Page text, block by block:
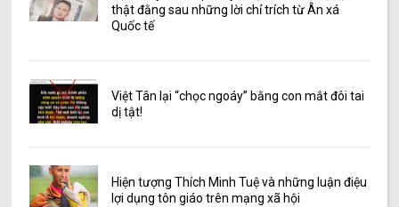
thật đằng sau những lời chỉ trích từ Ân xá
Quốc tế
Việt Tân lại “chọc ngoáy” bằng con mắt đôi tai
dị tật!
Hiện tượng Thích Minh Tuệ và những luận điệu
lợi dụng tôn giáo trên mạng xã hội